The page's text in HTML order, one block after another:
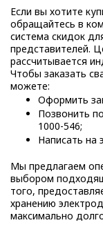
Если вы хотите
обращайтесь в
система скидок
представителей.
рассчитывается
Чтобы заказать
можете:
Оформить
Позвонить
1000-546;
Написать на
Мы предлагаем
выбором
того,
хранению
максимально